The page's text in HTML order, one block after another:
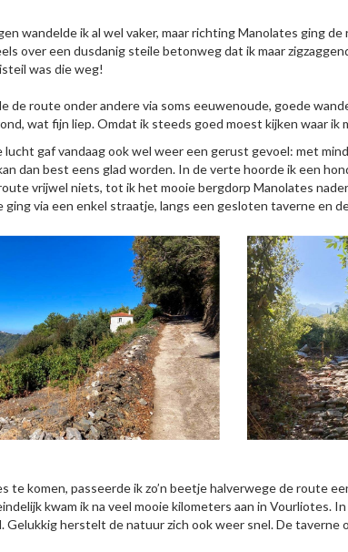
wandelde ik al wel vaker, maar richting Manolates ging de
over een dusdanig steile betonweg dat ik maar
was die weg!
de route onder andere via soms eeuwenoude, goede
wat fijn liep. Omdat ik steeds goed moest kijken waar
lucht gaf vandaag ook wel weer een gerust gevoel: met
dan best eens glad worden. In de verte hoorde ik een
vrijwel niets, tot ik het mooie bergdorp Manolates
ging via een enkel straatje, langs een gesloten taverne en
te komen, passeerde ik zo’n beetje halverwege de route
kwam ik na veel mooie kilometers aan in Vourliotes.
Gelukkig herstelt de natuur zich ook weer snel. De